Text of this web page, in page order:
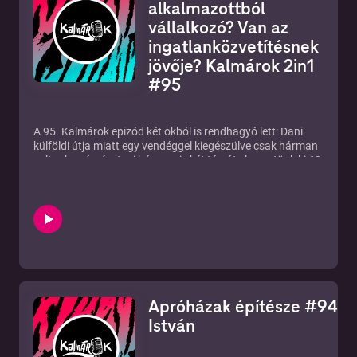
Csorba Dániel www.csorbadaniel.com
alkalmazottból
vállalkozó? Van az
ingatlanközvetítésnek
jövője? Kalmárok 2in1
#95
A 95. Kalmárok epizód két okból is rendhagyó lett: Dani
külföldi útja miatt egy vendéggel kiegészülve csak hárman
voltunk, másrészt mi hárman is két témát elemeztünk ki 60
olyan munkahelyről, ahonnan tényleg nehéz átállni a
vállalkozói oldalra. Elmeséli saját történetét és segít
eligazodni mindenkinek, aki vállalkozásra adná a fejét egy
megkerülhető-e, hogyan fog hatni ránk a digitalizáció és a
META univerzum szerepe is szóbakerül. Ne felejtsétek el
100 ezres játékunkat sem, a videó elején erről is beszélünk,
még van egy hónap elkészíteni a videókat! KALMÁROK
Apróházak építésze #94 -
István